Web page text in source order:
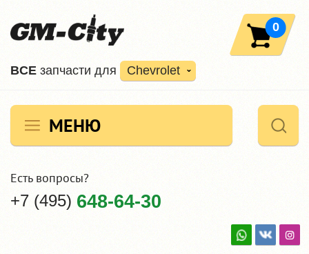
ВCE запчасти для Chevrolet
0
МЕНЮ
Есть вопросы?
+7 (495) 648-64-30